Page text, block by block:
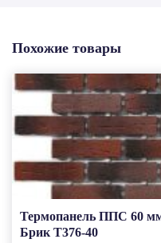
Похожие товары
Термопанель ППС 60
Брик Т376-40